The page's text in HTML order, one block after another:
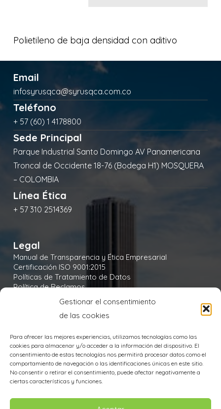
Gestionar el consentimiento
de las cookies
Para ofrecer las mejores experiencias, utilizamos tecnologías como las
cookies para almacenar y/o acceder a la información del dispositivo. El
consentimiento de estas tecnologías nos permitirá procesar datos como el
comportamiento de navegación o las identificaciones únicas en este sitio.
No consentir o retirar el consentimiento, puede afectar negativamente a
ciertas características y funciones.
Polietileno de baja densidad con aditivo
Email
infosyrusqca@syrusqca.com.co
Teléfono
+ 57 (60) 1 4178800
Sede Principal
Parque Industrial Santo Domingo AV Panamericana
Troncal de Occidente 18-76 (Bodega H1) MOSQUERA
– COLOMBIA
Línea Ética
+ 57 310 2514369
Legal
Manual de Transparencia y Ética Empresarial
Certificación ISO 9001:2015
Políticas de Tratamiento de Datos
Política de Reclamos
Política de Seguridad y Salud en el Trabajo
Política Integral y de Gestión de la Seguridad
Política Ambiental
Aviso de Privacidad
TODOS LOS DERECHOS RESERVADOS